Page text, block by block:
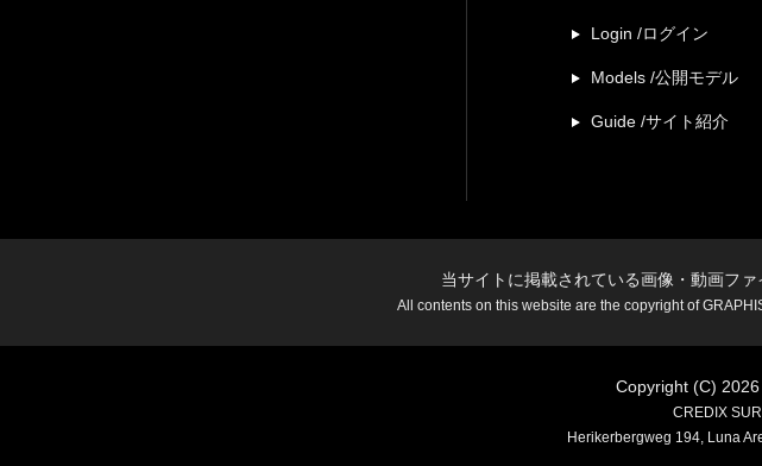
Login /ログイン
Models /公開モデル
Guide /サイト紹介
当サイトに掲載されている画像・動画フ
All contents on this website are the copyright of
Copyright (C) 2026
CREDIX
Herikerbergweg 194, Luna